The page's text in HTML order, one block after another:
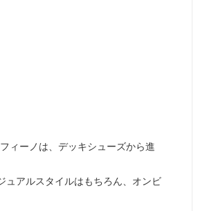
ィーノは、デッキシューズから進
ュアルスタイルはもちろん、オンビ